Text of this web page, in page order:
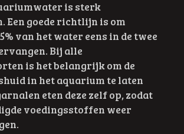
is sterk
Een goede richtlijn is om
van het water eens in de twee
Bij alle
is het belangrijk om de
in het aquarium te laten
eten deze zelf op, zodat
voedingsstoffen weer